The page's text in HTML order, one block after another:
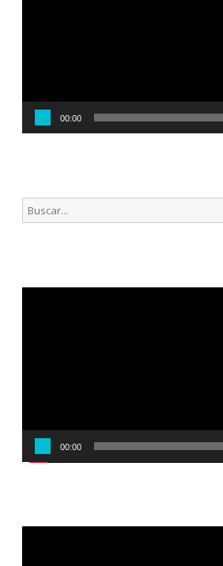
00:00
Buscar
por:
Reproductor
00:00
Reproductor